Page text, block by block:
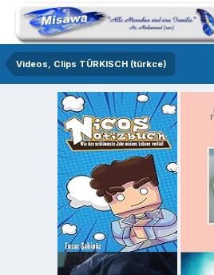
Videos, Clips TÜRKISCH (türkce)